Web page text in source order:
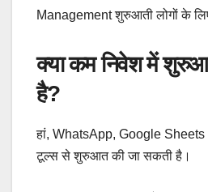
Management शुरुआती लोगों के
क्या कम निवेश में
है?
हां, WhatsApp, Google
टूल्स से शुरुआत की जा सकती है।